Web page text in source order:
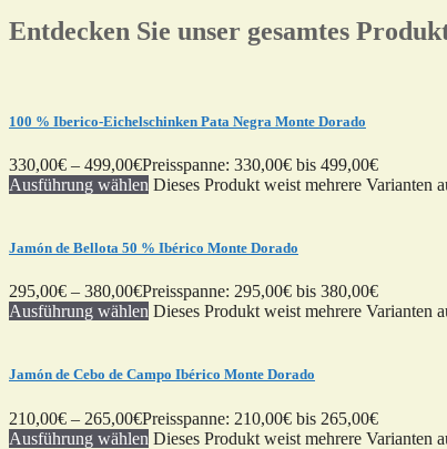
Entdecken Sie unser gesamtes
100 % Iberico-Eichelschinken Pata Negra Monte Dorado
330,00€ – 499,00€Preisspanne: 330,00€ bis 499,00€
Ausführung wählen Dieses Produkt weist mehrere Varianten
Jamón de Bellota 50 % Ibérico Monte Dorado
295,00€ – 380,00€Preisspanne: 295,00€ bis 380,00€
Ausführung wählen Dieses Produkt weist mehrere Varianten
Jamón de Cebo de Campo Ibérico Monte Dorado
210,00€ – 265,00€Preisspanne: 210,00€ bis 265,00€
Ausführung wählen Dieses Produkt weist mehrere Varianten